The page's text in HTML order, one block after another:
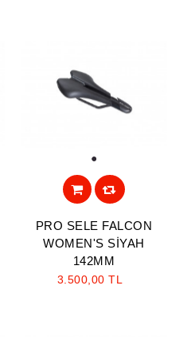
PRO SELE FALCON
WOMEN'S SİYAH
142MM
3.500,00 TL